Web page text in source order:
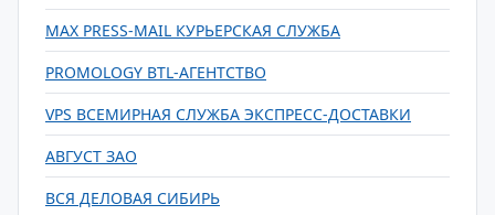
MAX PRESS-MAIL КУРЬЕРСКАЯ СЛУЖБА
PROMOLOGY BTL-АГЕНТСТВО
VPS ВСЕМИРНАЯ СЛУЖБА ЭКСПРЕСС-ДОСТАВКИ
АВГУСТ ЗАО
ВСЯ ДЕЛОВАЯ СИБИРЬ